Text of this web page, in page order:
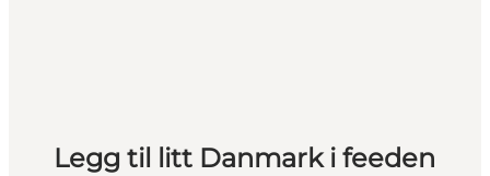
Legg til litt Danmark i feeden